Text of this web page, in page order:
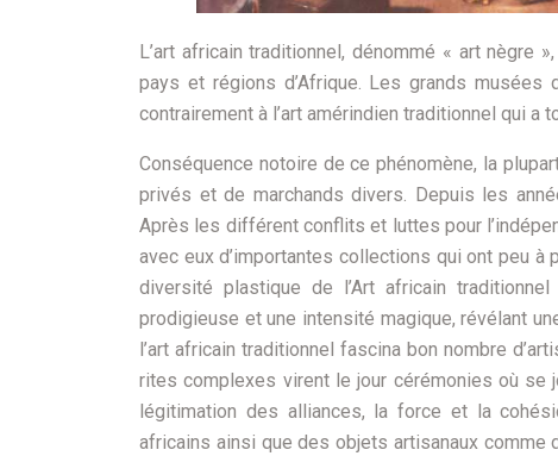
L’art africain traditionnel, dénommé « art
pays et régions d’Afrique. Les grands
contrairement à l’art amérindien traditionnel qui a
Conséquence notoire de ce phénomène, la
privés et de marchands divers. Depuis les
Après les différent conflits et luttes pour
avec eux d’importantes collections qui ont peu
diversité plastique de l’Art africain
prodigieuse et une intensité magique, révélant
l’art africain traditionnel fascina bon nombre
rites complexes virent le jour cérémonies où se
légitimation des alliances, la force et la
africains ainsi que des objets artisanaux